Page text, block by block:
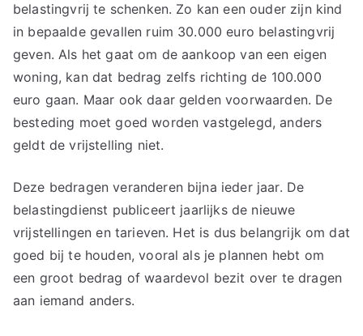
belastingvrij te schenken. Zo kan een ouder zijn kind
in bepaalde gevallen ruim 30.000 euro belastingvrij
geven. Als het gaat om de aankoop van een eigen
woning, kan dat bedrag zelfs richting de 100.000
euro gaan. Maar ook daar gelden voorwaarden. De
besteding moet goed worden vastgelegd, anders
geldt de vrijstelling niet.
Deze bedragen veranderen bijna ieder jaar. De
belastingdienst publiceert jaarlijks de nieuwe
vrijstellingen en tarieven. Het is dus belangrijk om dat
goed bij te houden, vooral als je plannen hebt om
een groot bedrag of waardevol bezit over te dragen
aan iemand anders.